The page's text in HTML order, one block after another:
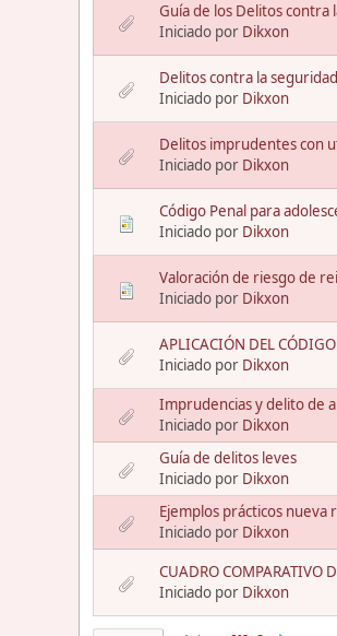
Guía de los Delitos
Iniciado por Dikxon
Delitos contra la
Iniciado por Dikxon
Delitos imprudentes con
Iniciado por Dikxon
Código Penal para
Iniciado por Dikxon
Valoración de riesgo de
Iniciado por Dikxon
APLICACIÓN DEL
Iniciado por Dikxon
Imprudencias y delito de
Iniciado por Dikxon
Guía de delitos leves
Iniciado por Dikxon
Ejemplos prácticos nueva
Iniciado por Dikxon
CUADRO COMPARATIVO
Iniciado por Dikxon